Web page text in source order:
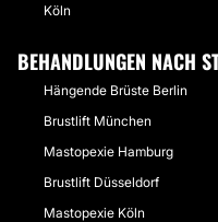
Köln
BEHANDLUNGEN NACH
Hängende Brüste Berlin
Brustlift München
Mastopexie Hamburg
Brustlift Düsseldorf
Mastopexie Köln